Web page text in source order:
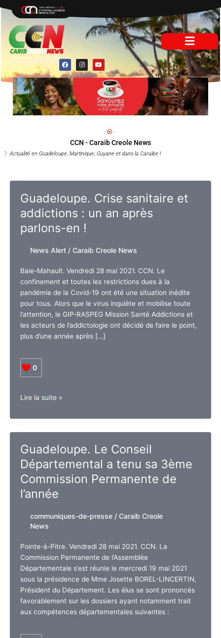
contenu
F
a
c
e
b
o
o
k
I
n
s
t
m
Y
o
u
t
b
e
Actualité en Guadeloupe, Martinique, Guyane et dans la Caraïbe !
CCN - Caraib Creole News
Guadeloupe. Crise sanitaire et
addictions : un an après
parlons-en !
News Alert/ Caraib Creole News
Baie-Mahault. Vendredi 28 mai 2021. CCN. Le
confinement et toutes les restrictions dues à la
pandémie de la Covid-19 ont été une situation inédite
pour tous. Alors que le virus inquiète et mobilise toute
l’attention, le GIP-RASPEG Mission Santé Addictions et
les acteurs de l’addictologie ont décidé de faire le point,
plus d’une année après […]
0
Guadeloupe.
sanitaire
:
un
an
après
parlons-
Lire la suite »
Guadeloupe. Le Conseil
Départemental a tenu sa 3ème
Commission Permanente de
l’année
communiques-de-presse/ Caraib Creole
News
Pointe-à-Pitre. Vendredi 28 mai 2021. CCN. La
Commission Permanente de l’Assemblée
Départementale s’est réunie le mercredi 19 mai 2021
sous la présidence de Mme Josette BOREL-LINCERTIN,
Président du Département. Les élus se sont prononcés
favorablement sur les dossiers ayant notamment trait
aux compétences départementales suivantes :